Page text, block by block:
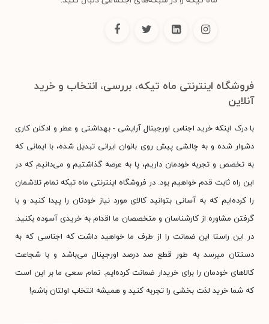
فروشگاه اینترنتی ماه تیکه، بررسی، انتخاب و خرید
آنلاین
با درک اینکه خرید اجناس اورجینال آرایشی - بهداشتی و عطر و ادکلن کاری
دشوار شده و به چالشی پیش روی بانوان ایرانی تبدیل شده، با ایمانی که
به تخصص و تجربه خودمان داریم، پا به عرصه گذاشتیم و می‌دانیم که در
این راه ثابت قدم خواهیم بود. در فروشگاه اینترنتی ماه تیکه تمام تلاشمان
را کرده‌ایم که به آسانی بتوانید کالای مورد نیاز خودتان را پیدا کنید و با
گرفتن مشاوره از کارشناسان و متخصصان ما اقدام به خریدی آسوده بکنید.
در این راستا این ضمانت را از طرف ما خواهید داشت که اجناسی که به
دستتان میرسد به طور قطع صد درصد اورجینال می‌باشد و با شجاعت
کالاهای خودمان را برای خریدار ضمانت کرده‌ایم. تمام سعی ما بر این است
که شما خرید لذت بخشی را تجربه کنید و همیشه انتخاب اولتان باشم!